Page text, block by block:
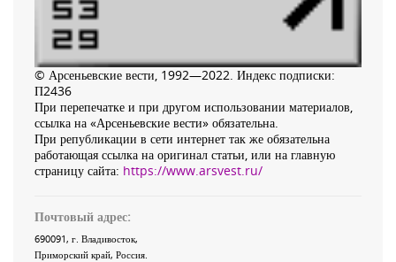
© Арсеньевские вести, 1992—2022. Индекс подписки:
П2436
При перепечатке и при другом использовании материалов,
ссылка на «Арсеньевские вести» обязательна.
При републикации в сети интернет так же обязательна
работающая ссылка на оригинал статьи, или на главную
страницу сайта: https://www.arsvest.ru/
Почтовый адрес:
690091, г. Владивосток,
Приморский край, Россия